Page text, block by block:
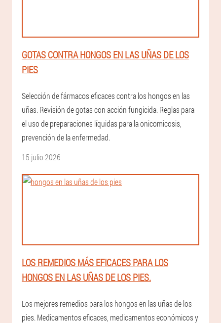
GOTAS CONTRA HONGOS EN LAS UÑAS DE LOS
PIES
Selección de fármacos eficaces contra los hongos en las
uñas. Revisión de gotas con acción fungicida. Reglas para
el uso de preparaciones líquidas para la onicomicosis,
prevención de la enfermedad.
15 julio 2026
LOS REMEDIOS MÁS EFICACES PARA LOS
HONGOS EN LAS UÑAS DE LOS PIES.
Los mejores remedios para los hongos en las uñas de los
pies. Medicamentos eficaces, medicamentos económicos y